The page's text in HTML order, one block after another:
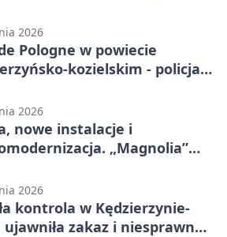
2026
Pologne w powiecie
kozielskim - policja
2026
nowe instalacje i
„Magnolia”
2026
kontrola w Kędzierzynie-
ujawniła zakaz i niesprawne